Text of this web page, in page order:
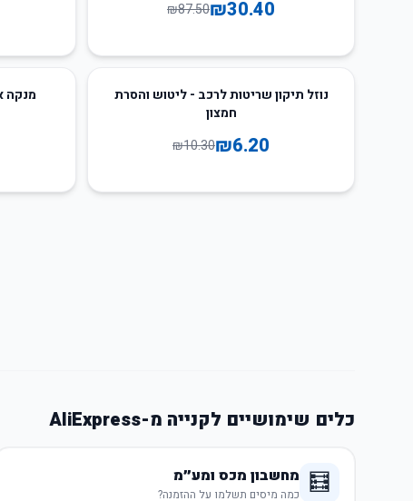
₪30.40
₪87.50
40
נוזל תיקון שריטות לרכב - ליטוש והסרת
חמצון
₪6.20
₪10.30
כלים שימושיים לקנייה מ-AliExpress
🧮 מחשבון מכס ומע״מ
כמה מיסים תשלמו על ההזמנה?